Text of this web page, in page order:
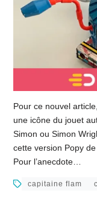
Pour ce nouvel
une icône du jouet
Simon ou Simon
cette version Popy
Pour l’anecdote…
capitaine flam